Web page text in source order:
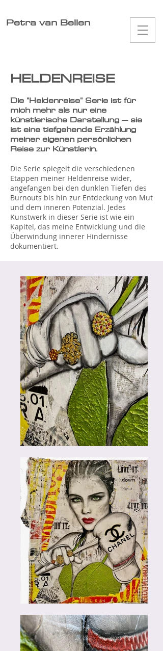
Petra van Bellen
HELDENREISE
Die "Heldenreise" Serie ist für
mich mehr als nur eine
künstlerische Darstellung – sie
ist eine tiefgehende Erzählung
meiner eigenen persönlichen
Reise zur Künstlerin.
Die Serie spiegelt die verschiedenen
Etappen meiner Heldenreise wider,
angefangen bei den dunklen Tiefen des
Burnouts bis hin zur Entdeckung von Mut
und dem inneren Potenzial. Jedes
Kunstwerk in dieser Serie ist wie ein
Kapitel, das meine Entwicklung und die
Überwindung innerer Hindernisse
dokumentiert.